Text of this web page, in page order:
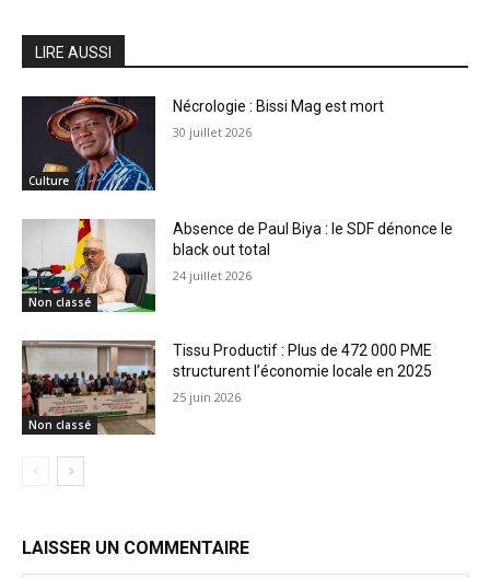
LIRE AUSSI
Culture
Nécrologie : Bissi Mag est mort
30 juillet 2026
Non classé
Absence de Paul Biya : le SDF dénonce le
black out total
24 juillet 2026
Non classé
Tissu Productif : Plus de 472 000 PME
structurent l’économie locale en 2025
25 juin 2026
LAISSER UN COMMENTAIRE